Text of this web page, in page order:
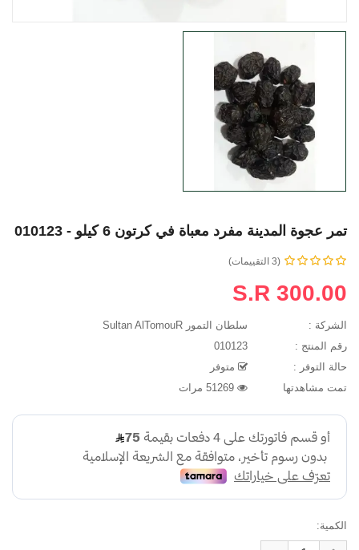
تمر عجوة المدينة مفرد معباة في كرتون 6 كيلو - 010123
(3 التقييمات)
S.R 300.00
الشركة :
سلطان التمور Sultan AlTomouR
رقم المنتج :
حالة التوفر :
متوفر
تمت مشاهدتها
الكمية: